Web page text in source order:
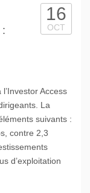
:
16
OCT
Access
La
suivants :
contre 2,3
d’exploitation